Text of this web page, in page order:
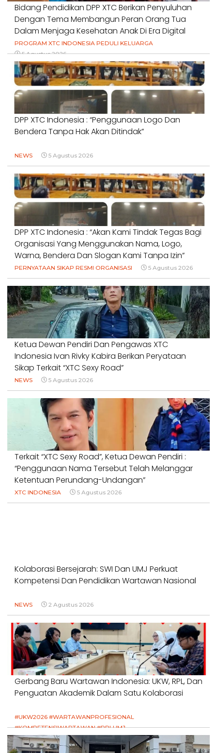
Bidang Pendidikan DPP XTC Berikan Penyuluhan
Dengan Tema Membangun Peran Orang Tua
Dalam Menjaga Kesehatan Anak Di Era Digital
PROGRAM XTC INDONESIA PEDULI KELUARGA
5 Agustus 2026
DPP XTC Indonesia : “Penggunaan Logo Dan
Bendera Tanpa Hak Akan Ditindak”
NEWS 5 Agustus 2026
DPP XTC Indonesia : “Akan Kami Tindak Tegas Bagi
Organisasi Yang Menggunakan Nama, Logo,
Warna, Bendera Dan Slogan Kami Tanpa Izin”
PERNYATAAN SIKAP RESMI ORGANISASI 5 Agustus 2026
Ketua Dewan Pendiri Dan Pengawas XTC
Indonesia Ivan Rivky Kabira Berikan Peryataan
Sikap Terkait “XTC Sexy Road”
NEWS 5 Agustus 2026
Terkait “XTC Sexy Road”, Ketua Dewan Pendiri :
“Penggunaan Nama Tersebut Telah Melanggar
Ketentuan Perundang-Undangan”
XTC INDONESIA 5 Agustus 2026
Kolaborasi Bersejarah: SWI Dan UMJ Perkuat
Kompetensi Dan Pendidikan Wartawan Nasional
NEWS 2 Agustus 2026
Gerbang Baru Wartawan Indonesia: UKW, RPL, Dan
Penguatan Akademik Dalam Satu Kolaborasi
#UKW2026 #WARTAWANPROFESIONAL
#KOMPETENSIWARTAWAN #RPLUMJ
#PENDIDIKANWARTAWAN #SWINASIONAL #SWIJABAR
1 Agustus 2026